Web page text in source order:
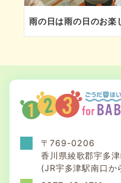
雨の日は雨の日のお楽
〒769-0206
香川県綾歌郡宇多
(JR宇多津駅南口か